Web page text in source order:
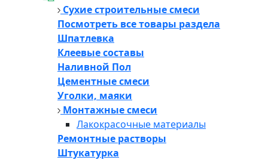
Сухие строительные смеси
Посмотреть все товары раздела
Шпатлевка
Клеевые составы
Наливной Пол
Цементные смеси
Уголки, маяки
Монтажные смеси
Лакокрасочные материалы
Ремонтные растворы
Штукатурка